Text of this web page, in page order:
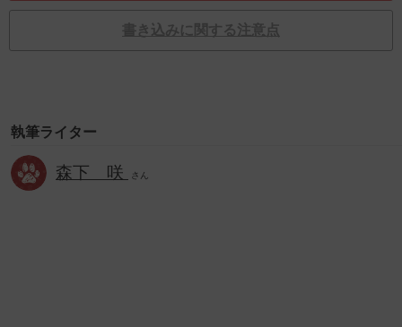
書き込みに関する注意点
執筆ライター
森下 咲 さん